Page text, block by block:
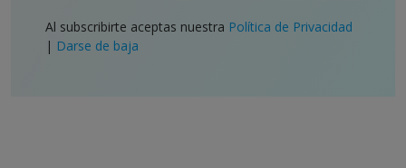
Al subscribirte aceptas nuestra Política de Privacidad
| Darse de baja